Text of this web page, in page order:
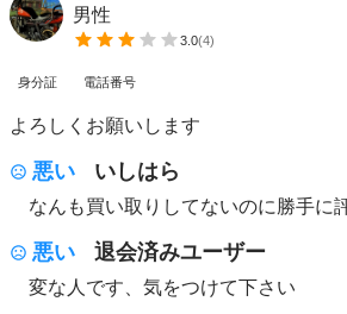
男性
3.0(4)
身分証 電話番号
よろしくお願いします
悪い いしはら
なんも買い取りしてないのに勝手に
悪い 退会済みユーザー
変な人です、気をつけて下さい